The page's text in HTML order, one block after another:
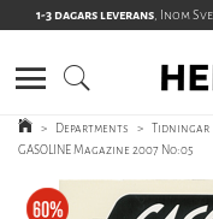
1-3 dagars leverans, Inom
> Departments > Tidningar
GASOLINE Magazine 2007 No:05